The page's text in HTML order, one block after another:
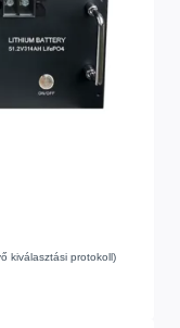
kiválasztási protokoll)